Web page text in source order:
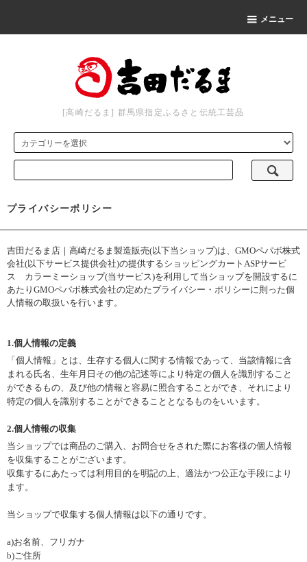
メニュー
[高崎だるま] 群馬県指定ふるさと伝統工芸品
プライバシーポリシー
吉田だるま店｜高崎だるま製造販売(以下当ショップ)は、 GMOペパボ株式
会社(以下サービス提供会社)の提供するショッピングカートASPサービ
ス カラーミーショップ(当サービス)を利用して当ショップを開設するに
あたりGMOペパボ株式会社の定めたプライバシー・ポリシーに則った個
人情報の取扱いを行います。
1.個人情報の定義
「個人情報」とは、生存する個人に関する情報であって、当該情報に含
まれる氏名、生年月日その他の記述等により特定の個人を識別すること
ができるもの、及び他の情報と容易に照合することができ、それにより
特定の個人を識別することができることとなるものをいいます。
2.個人情報の収集
当ショップでは商品のご購入、お問合せをされた際にお客様の個人情報
を収集することがございます。
収集するにあたっては利用目的を明記の上、適法かつ公正な手段により
ます。
当ショップで収集する個人情報は以下の通りです。
a)お名前、フリガナ
b)ご住所